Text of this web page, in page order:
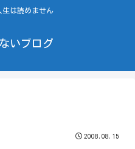
生は読めません
いブログ
2008.08.15